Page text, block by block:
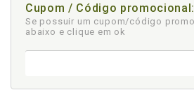
Cupom / Código promocional:
Se possuir um cupom/código
abaixo e clique em ok